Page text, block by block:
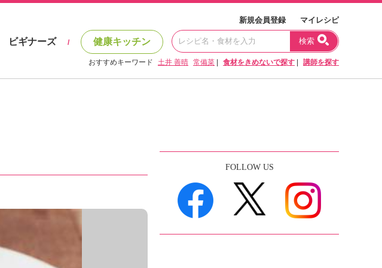
新規会員登録 マイレシピ
ビギナーズ / 健康キッチン 検索
おすすめキーワード 土井 善晴 常備菜 食材をきめないで探す 講師を探す
FOLLOW US